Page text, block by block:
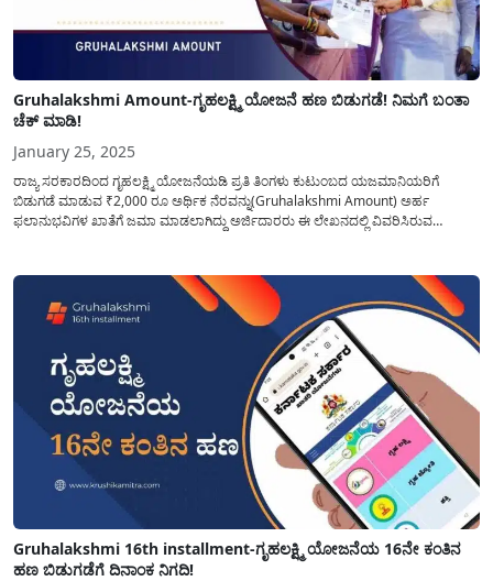
Gruhalakshmi Amount-ಗೃಹಲಕ್ಷ್ಮಿ ಯೋಜನೆ ಹಣ ಬಿಡುಗಡೆ! ನಿಮಗೆ ಬಂತಾ
ಚೆಕ್ ಮಾಡಿ!
January 25, 2025
ರಾಜ್ಯ ಸರಕಾರದಿಂದ ಗೃಹಲಕ್ಷ್ಮಿ ಯೋಜನೆಯಡಿ ಪ್ರತಿ ತಿಂಗಳು ಕುಟುಂಬದ ಯಜಮಾನಿಯರಿಗೆ
ಬಿಡುಗಡೆ ಮಾಡುವ ₹2,000 ರೂ ಅರ್ಥಿಕ ನೆರವನ್ನು(Gruhalakshmi Amount) ಅರ್ಹ
ಫಲಾನುಭವಿಗಳ ಖಾತೆಗೆ ಜಮಾ ಮಾಡಲಾಗಿದ್ದು ಅರ್ಜಿದಾರರು ಈ ಲೇಖನದಲ್ಲಿ ವಿವರಿಸಿರುವ
Gruhalakshmi 16th installment-ಗೃಹಲಕ್ಷ್ಮಿ ಯೋಜನೆಯ 16ನೇ ಕಂತಿನ
ಹಣ ಬಿಡುಗಡೆಗೆ ದಿನಾಂಕ ನಿಗದಿ!